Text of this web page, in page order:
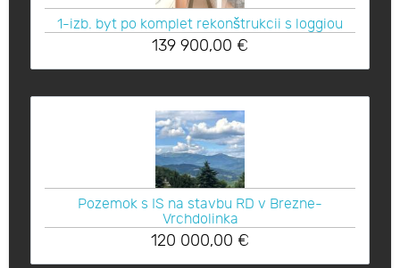
1-izb. byt po komplet rekonštrukcii s loggiou
139 900,00 €
Pozemok s IS na stavbu RD v Brezne-
Vrchdolinka
120 000,00 €